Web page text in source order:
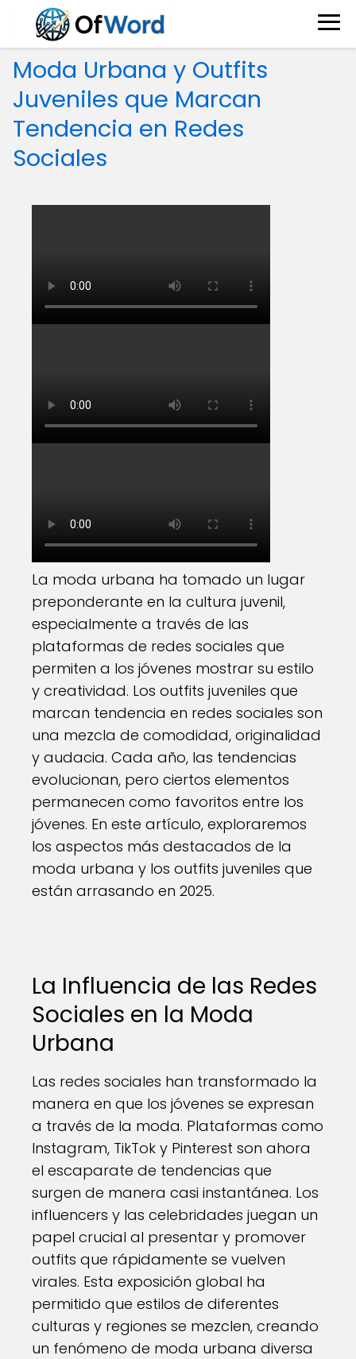
Moda Urbana y Outfits
Juveniles que Marcan
Tendencia en Redes
Sociales
La moda urbana ha tomado un lugar
preponderante en la cultura juvenil,
especialmente a través de las
plataformas de redes sociales que
permiten a los jóvenes mostrar su estilo
y creatividad. Los outfits juveniles que
marcan tendencia en redes sociales son
una mezcla de comodidad, originalidad
y audacia. Cada año, las tendencias
evolucionan, pero ciertos elementos
permanecen como favoritos entre los
jóvenes. En este artículo, exploraremos
los aspectos más destacados de la
moda urbana y los outfits juveniles que
están arrasando en 2025.
La Influencia de las Redes
Sociales en la Moda
Urbana
Las redes sociales han transformado la
manera en que los jóvenes se expresan
a través de la moda. Plataformas como
Instagram, TikTok y Pinterest son ahora
el escaparate de tendencias que
surgen de manera casi instantánea. Los
influencers y las celebridades juegan un
papel crucial al presentar y promover
outfits que rápidamente se vuelven
virales. Esta exposición global ha
permitido que estilos de diferentes
culturas y regiones se mezclen, creando
un fenómeno de moda urbana diversa